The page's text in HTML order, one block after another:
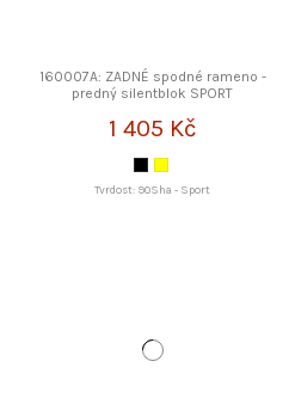
160007A: ZADNÉ spodné rameno -
predný silentblok SPORT
1 405 Kč
Tvrdost: 90Sha - Sport